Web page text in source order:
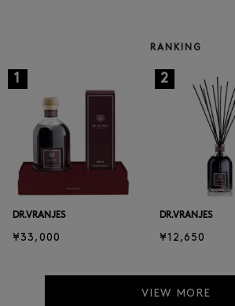
RANKING
1
DR.VRANJES
¥33,000
2
DR.VRANJES
¥12,650
VIEW MORE